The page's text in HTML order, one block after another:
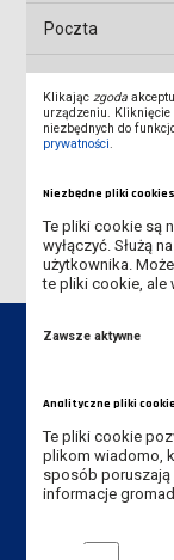
Poczta
Sekcja IT
Klikając zgoda
urządzeniu. Kliknięcie
niezbędnych do
prywatności
Niezbędne pliki cookies
Te pliki cookie są
wyłączyć. Służą
użytkownika.
te pliki cookie, ale
Zawsze aktywne
Analityczne pliki cookie
Te pliki cookie
plikom wiadomo,
sposób poruszają
informacje
Analityczne pliki